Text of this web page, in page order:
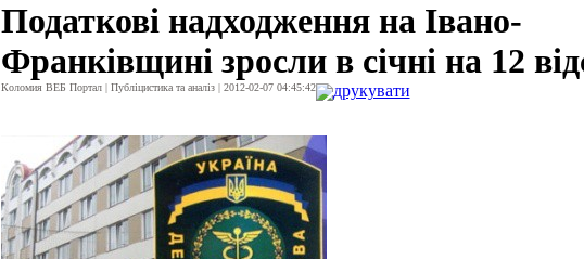
Податкові надходження на Івано-
Франківщині зросли в січні на 12
Коломия ВЕБ Портал | Публіцистика та аналіз | 2012-02-07 04:45:42 друкувати